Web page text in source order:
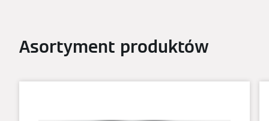
Asortyment produktów